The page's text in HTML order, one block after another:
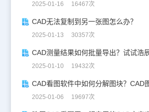
2025-01-16 16467次
CAD无法复制到另一张图怎么办？
2025-01-13 30357次
2025-01-10 19432次
2025-01-06 19697次